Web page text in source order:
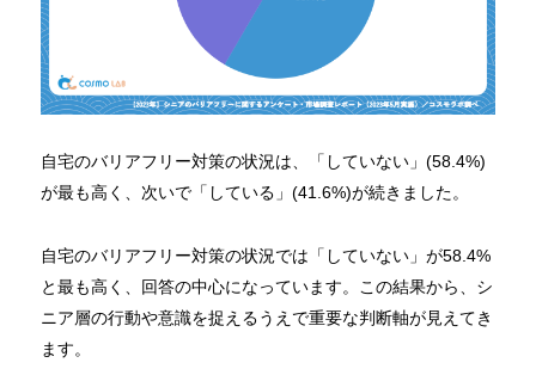
自宅のバリアフリー対策の状況は、「していない」(58.4%)
が最も高く、次いで「している」(41.6%)が続きました。
自宅のバリアフリー対策の状況では「していない」が58.4%
と最も高く、回答の中心になっています。この結果から、シ
ニア層の行動や意識を捉えるうえで重要な判断軸が見えてき
ます。